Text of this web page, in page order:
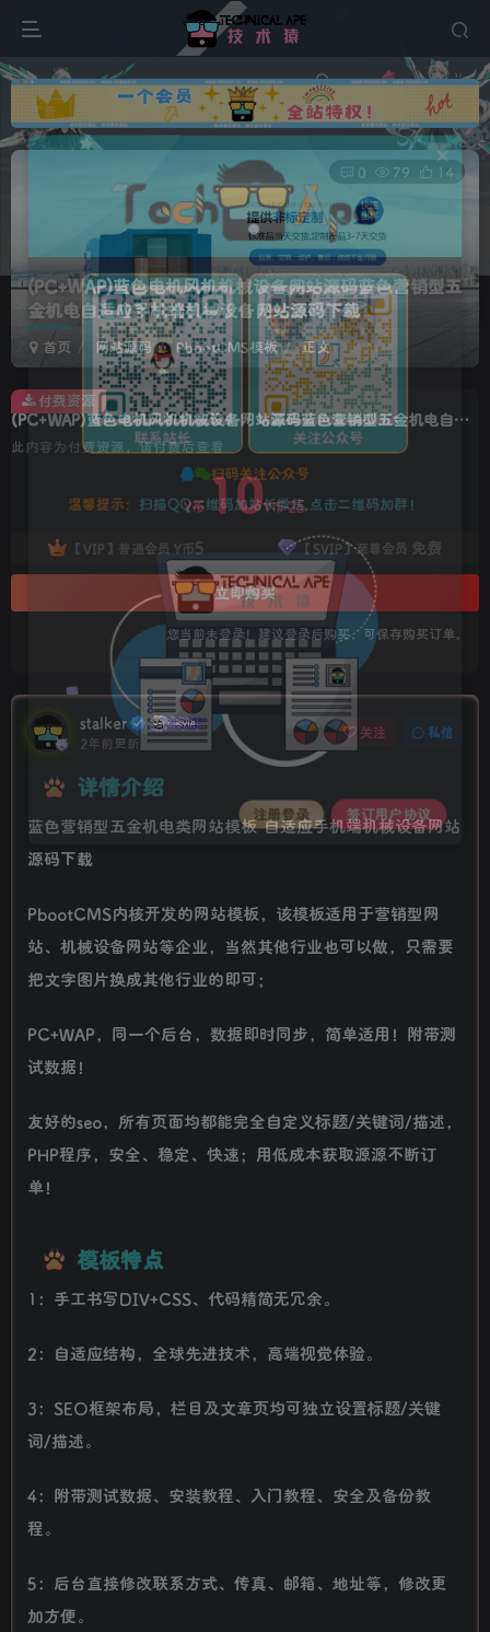
广告
(PC+WAP)蓝色电机风机机械设备网站源码蓝色营销型五
金机电自适应手机端机械设备网站源码下载
首页 网站源码 PbootCMS模板 正文
0 79 14
(PC+WAP)蓝色电机风机机械设备网站源码蓝色营销型五金机电自适应手机端机械设备网站源码下载
此内容为付费资源，请付费后查看
Y币10Y币25
【VIP】普通会员 Y币5 【SVIP】至尊会员 免费
立即购买
您当前未登录！建议登录后购买，可保存购买订单。
付费资源
stalker
2年前更新
关注 私信
详情介绍
蓝色营销型五金机电类网站模板 自适应手机端机械设备网站
源码下载
PbootCMS内核开发的网站模板，该模板适用于营销型网
站、机械设备网站等企业，当然其他行业也可以做，只需要
把文字图片换成其他行业的即可；
PC+WAP，同一个后台，数据即时同步，简单适用！附带测
试数据！
友好的seo，所有页面均都能完全自定义标题/关键词/描述，
PHP程序，安全、稳定、快速；用低成本获取源源不断订
单！
模板特点
1：手工书写DIV+CSS、代码精简无冗余。
2：自适应结构，全球先进技术，高端视觉体验。
3：SEO框架布局，栏目及文章页均可独立设置标题/关键
词/描述。
4：附带测试数据、安装教程、入门教程、安全及备份教
程。
5：后台直接修改联系方式、传真、邮箱、地址等，修改更
加方便。
扫码关注公众号
温馨提示： 扫描QQ二维码加站长微信,点击二维码加群！
注册登录 签订用户协议